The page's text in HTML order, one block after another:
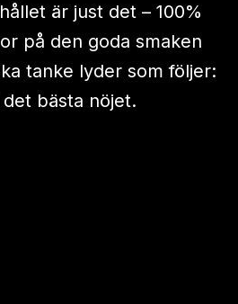
är just det – 100%
på den goda smaken
tanke lyder som följer:
bästa nöjet.